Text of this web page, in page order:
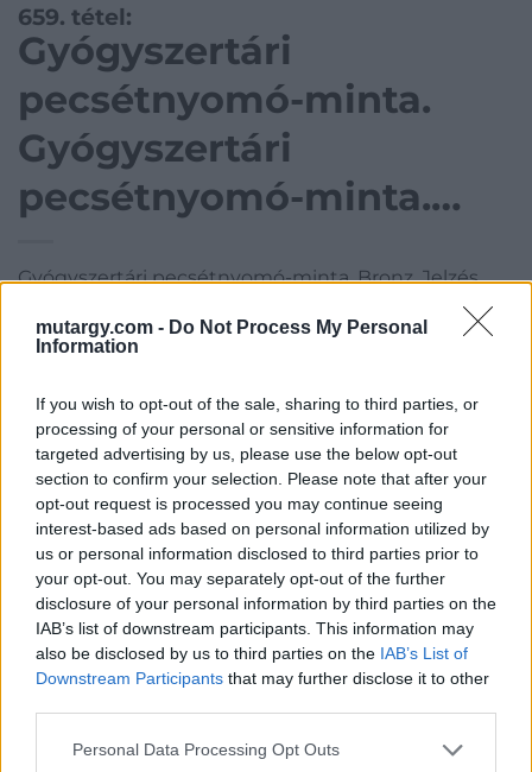
mutargy.com - Do Not Process My Personal
Information
If you wish to opt-out of the sale, sharing to third parties, or
processing of your personal or sensitive information for
targeted advertising by us, please use the below opt-out
section to confirm your selection. Please note that after your
opt-out request is processed you may continue seeing
interest-based ads based on personal information utilized by
us or personal information disclosed to third parties prior to
your opt-out. You may separately opt-out of the further
disclosure of your personal information by third parties on the
IAB’s list of downstream participants. This information may
also be disclosed by us to third parties on the IAB’s List of
Downstream Participants that may further disclose it to other
Personal Data Processing Opt Outs
659. tétel:
Gyógyszertári
pecsétnyomó-minta.
Gyógyszertári
pecsétnyomó-minta.
Gyógyszertári pecsétnyomó-minta. Bronz. Jelzés
Kikiáltási ár:
2 000 Ft
Aukció adatai
Aukció neve:118. Mike Portobello árverés
Aukció dátuma: 2023.10.08
Aukció ideje: 18:00
Aukció helye:https://aukcio.net
Tételszám: 659
Eladó adatai
Eladó: